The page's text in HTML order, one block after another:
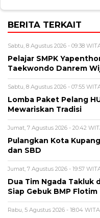
BERITA TERKAIT
Sabtu, 8 Agustus 2026 - 09:38
Pelajar SMPK
Taekwondo Danrem
Sabtu, 8 Agustus 2026 - 07:55
Lomba Paket Pelang
Mewariskan Tradisi
Jumat, 7 Agustus 2026 - 20:42
Pulangkan Kota
dan SBD
Jumat, 7 Agustus 2026 - 19:57
Dua Tim Ngada Takluk
Siap Gebuk BMP Flotim
Rabu, 5 Agustus 2026 - 18:04 WITA